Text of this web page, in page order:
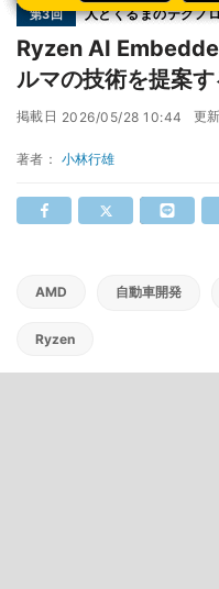
第3回 人とくるまのテクノ
Ryzen AI
ルマの技術を提案
掲載日 2026/05/28 10:44 更
著者： 小林行雄
AMD 自動車開発
Ryzen